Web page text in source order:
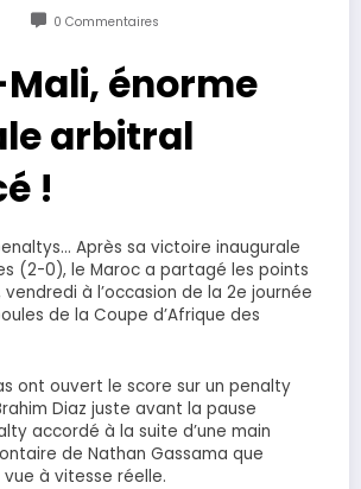
0 Commentaires
énorme
arbitral
!
Après sa victoire inaugurale
(2-0), le Maroc a partagé les points
vendredi à l’occasion de la 2e journée
de la Coupe d’Afrique des
ont ouvert le score sur un penalty
Diaz juste avant la pause
accordé à la suite d’une main
de Nathan Gassama que
vue à vitesse réelle.